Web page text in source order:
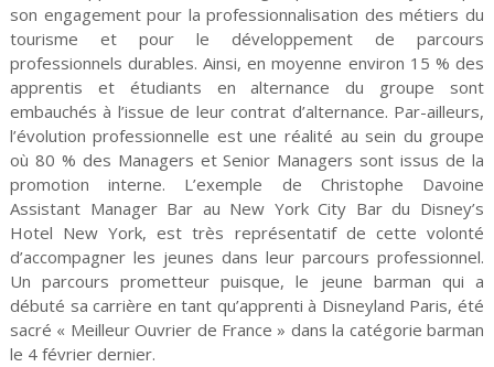
son engagement pour la professionnalisation des métiers du
tourisme et pour le développement de parcours
professionnels durables. Ainsi, en moyenne environ 15 % des
apprentis et étudiants en alternance du groupe sont
embauchés à l’issue de leur contrat d’alternance. Par-ailleurs,
l’évolution professionnelle est une réalité au sein du groupe
où 80 % des Managers et Senior Managers sont issus de la
promotion interne. L’exemple de Christophe Davoine
Assistant Manager Bar au New York City Bar du Disney’s
Hotel New York, est très représentatif de cette volonté
d’accompagner les jeunes dans leur parcours professionnel.
Un parcours prometteur puisque, le jeune barman qui a
débuté sa carrière en tant qu’apprenti à Disneyland Paris, été
sacré « Meilleur Ouvrier de France » dans la catégorie barman
le 4 février dernier.